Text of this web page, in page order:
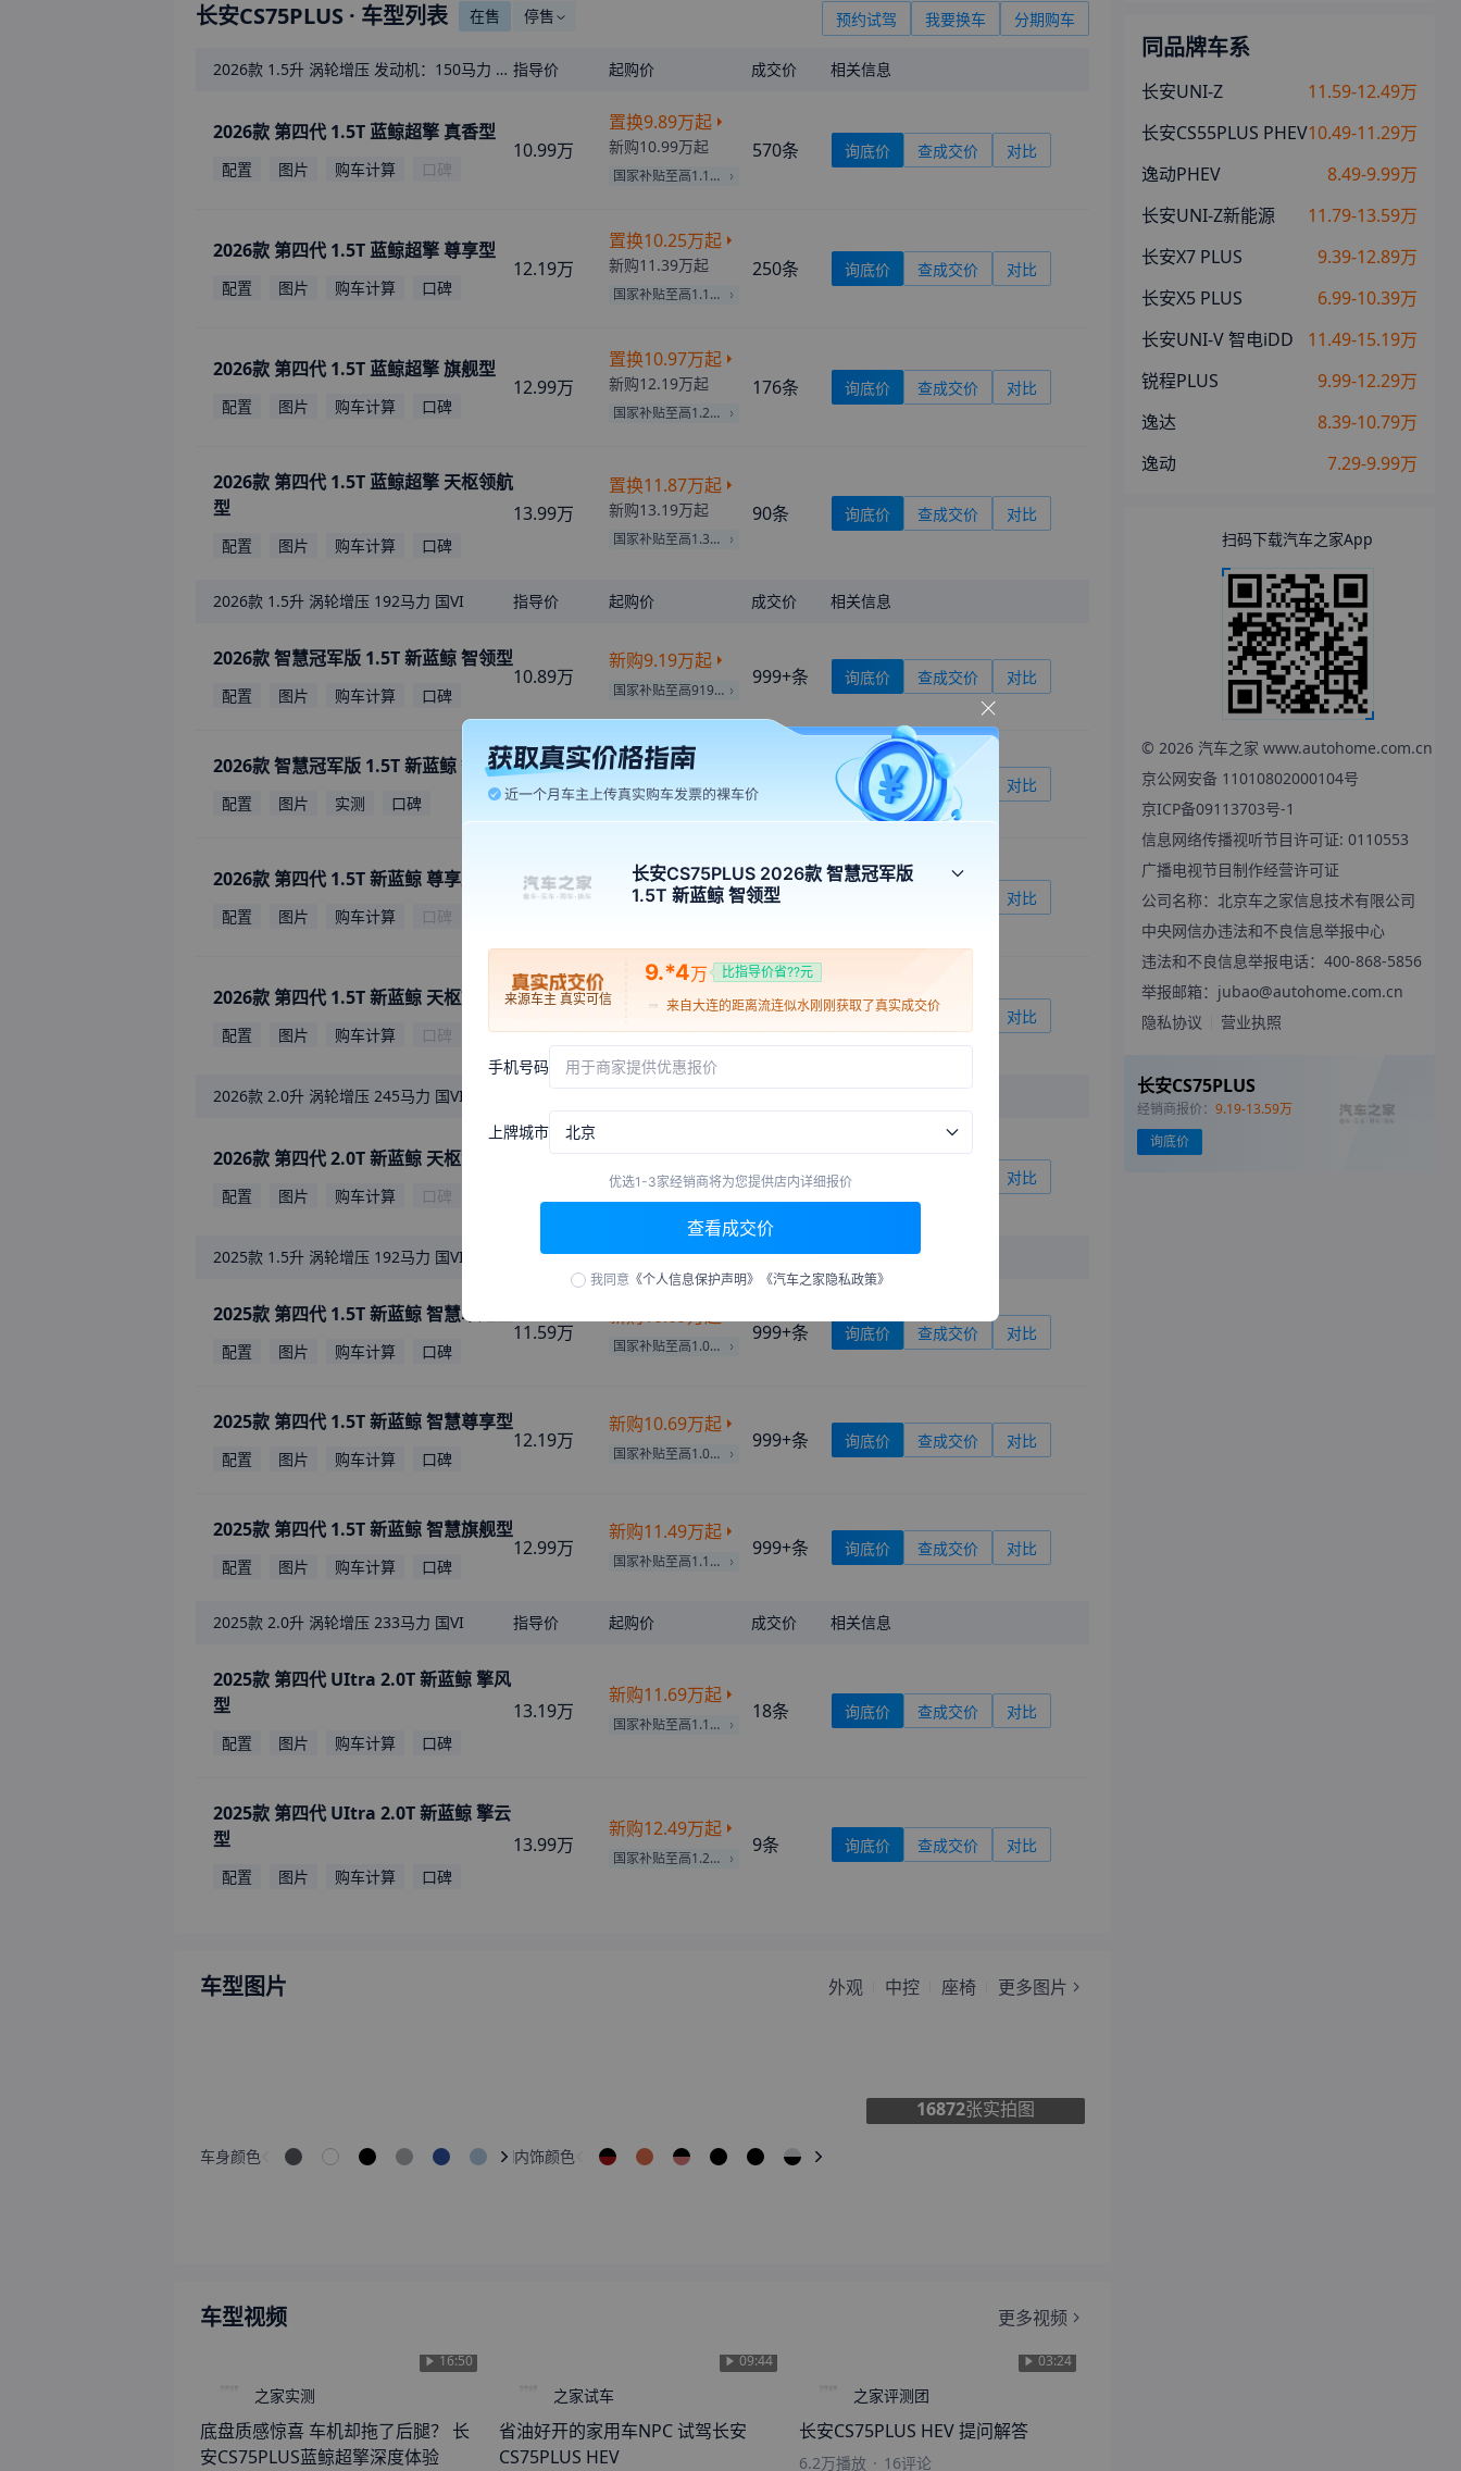
长安CS75PLUS · 车型列表 在售 停售 预约试驾 我要换车 分期购车
2026款 1.5升 涡轮增压 发动机：150马力 国VI 电动机：245马力 指导价 起购价 成交价 相关信息
2026款 第四代 1.5T 蓝鲸超擎 真香型
配置 图片 购车计算 口碑
10.99万
置换9.89万起
新购10.99万起
国家补贴至高1.10万
570条 询底价 查成交价 对比
2026款 第四代 1.5T 蓝鲸超擎 尊享型
配置 图片 购车计算 口碑
12.19万
置换10.25万起
新购11.39万起
国家补贴至高1.14万
250条 询底价 查成交价 对比
2026款 第四代 1.5T 蓝鲸超擎 旗舰型
配置 图片 购车计算 口碑
12.99万
置换10.97万起
新购12.19万起
国家补贴至高1.22万
176条 询底价 查成交价 对比
2026款 第四代 1.5T 蓝鲸超擎 天枢领航
型
配置 图片 购车计算 口碑
13.99万
置换11.87万起
新购13.19万起
国家补贴至高1.32万
90条 询底价 查成交价 对比
2026款 1.5升 涡轮增压 192马力 国VI 指导价 起购价 成交价 相关信息
2026款 智慧冠军版 1.5T 新蓝鲸 智领型
配置 图片 购车计算 口碑
10.89万
新购9.19万起
国家补贴至高9190元
999+条 询底价 查成交价 对比
2026款 智慧冠军版 1.5T 新蓝鲸 智航型
配置 图片 实测 口碑
11.69万
新购9.99万起
国家补贴至高9990元
999+ 询底价 查成交价 对比
2026款 第四代 1.5T 新蓝鲸 尊享型
配置 图片 购车计算 口碑
12.19万
置换9.62万起
新购10.69万起 3条 对比
2026款 第四代 1.5T 新蓝鲸 天枢旗舰型
配置 图片 购车计算 口碑
10.34万起
新购 11.49万起
国家补贴至高1.15万
1条 询底价 查成交价 对比
2026款 2.0升 涡轮增压 245马力 国VI 指导价 起购价 成交价 相关信息
2026款 第四代 2.0T 新蓝鲸 天枢擎云型
配置 图片 购车计算 口碑
置换12.23万起
新购13.59万起
国家补贴至高1.36万
暂无 询底价 对比
2025款 1.5升 涡轮增压 192马力 国VI 指导价 起购价 成交价 相关信息
2025款 第四代 1.5T 新蓝鲸 智慧卓越型
配置 图片 购车计算 口碑
11.59万
新购10.09万起
国家补贴至高1.01万
999+条 询底价 查成交价 对比
2025款 第四代 1.5T 新蓝鲸 智慧尊享型
配置 图片 购车计算 口碑
12.19万
新购10.69万起
国家补贴至高1.07万
999+条 询底价 查成交价 对比
2025款 第四代 1.5T 新蓝鲸 智慧旗舰型
配置 图片 购车计算 口碑
12.99万
新购11.49万起
国家补贴至高1.15万
999+条 询底价 查成交价 对比
2025款 2.0升 涡轮增压 233马力 国VI 指导价 起购价 成交价 相关信息
2025款 第四代 UItra 2.0T 新蓝鲸 擎风
型
配置 图片 购车计算 口碑
13.19万
新购11.69万起
国家补贴至高1.17万
18条 询底价 查成交价 对比
2025款 第四代 UItra 2.0T 新蓝鲸 擎云
型
配置 图片 购车计算 口碑
13.99万
新购12.49万起
国家补贴至高1.25万
9条 询底价 查成交价 对比
车型图片 外观 中控 座椅 更多图片
16872张实拍图
车身颜色 内饰颜色
车型视频 更多视频
16:50
之家实测
底盘质感惊喜 车机却拖了后腿？ 长
安CS75PLUS蓝鲸超擎深度体验
09:44
之家试车
省油好开的家用车NPC 试驾长安
CS75PLUS HEV
03:24
之家评测团
长安CS75PLUS HEV 提问解答
6.2万播放 · 16评论
同品牌车系
长安UNI-Z
11.59-12.49万
长安CS55PLUS PHEV10.49-11.29万
逸动PHEV
8.49-9.99万
长安UNI-Z新能源
11.79-13.59万
长安X7 PLUS
9.39-12.89万
长安X5 PLUS
6.99-10.39万
长安UNI-V 智电iDD
11.49-15.19万
锐程PLUS
9.99-12.29万
逸达
8.39-10.79万
逸动
7.29-9.99万
扫码下载汽车之家App
© 2026汽车之家 www.autohome.com.cn
京公网安备 11010802000104号
京ICP备09113703号-1
信息网络传播视听节目许可证: 0110553
广播电视节目制作经营许可证
公司名称：北京车之家信息技术有限公司
中央网信办违法和不良信息举报中心
违法和不良信息举报电话：400-868-5856
举报邮箱：jubao@autohome.com.cn
隐私协议
营业执照
长安CS75PLUS
经销商报价： 9.19-13.59万
询底价
长安CS75PLUS 2026款 智慧冠军版
1.5T 新蓝鲸 智领型
来源车主 真实可信
9.*4万 比指导价省??元
来自黑河
刚刚获取了真实成交价
刚刚获取了真实成交价
刚刚获取了真实成交价
来自许昌的拥军妹纸菜鸟儿 刚刚获取了真实成交价
来自阿勒泰 的 动漫云游戏机
来自呼和浩特的迁就你一生
来自大连的距离流连似水刚刚获取了真实成交价
来自忻州的真羡慕木头哦我刚刚获取了真实成交价
来自白城
来自本溪的再苦也要微笑刚刚获取了真实成交价
来自潜江的魔性小仙女
一别如斯刚刚获取了真实成交价
来自鸡西的
刚刚获取了真实成交价
来自 七台河的
刚刚获取了真实成交价
来自许昌的
刚刚获取了真实成交价
来自阿勒泰的 动漫云游戏机
刚刚获取了真实成交价
的迁就你一生
刚刚获取了真实成交价
来自忻州的
刚刚获取了真实成交价
来自白城 的Anonymous
刚刚获取了真实成交价
来自海南的
来自本溪 的 再苦也要微笑
刚刚获取了真实成交价
刚刚获取了真实成交价
手机号码 用于商家提供优惠报价
上牌城市 北京
优选1-3家经销商将为您提供店内详细报价
查看成交价
我同意 《个人信息保护声明》 《汽车之家隐私政策》